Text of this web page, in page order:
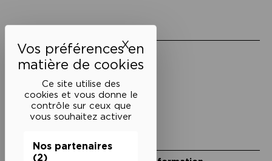
Ce site utilise des
cookies et vous donne le
contrôle sur ceux que
vous souhaitez activer
Nos partenaires
(2)
XMasquer le bandeau des
Mentions légales
Politique de confidentialité
Conditions générales de vente
Cookies
Restons en lien